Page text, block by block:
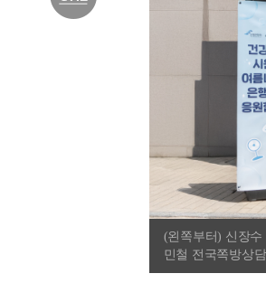
(왼쪽부터) 신장
민철 전국쪽방상